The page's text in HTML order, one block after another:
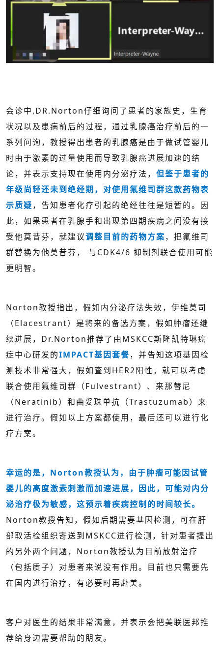
会诊中,DR.Norton仔细询问了患者的家族史，生育
状况以及患病前后的过程，通过乳腺癌治疗前后的一
系列问询，教授得出患者的乳腺癌是由于做试管婴儿
时由于激素的过量使用而导致乳腺癌进展加速的结
论，并表示支持现在使用内分泌疗法， 但鉴于患者的
年级尚轻还未到绝经期，对使用氟维司群这款药物表
示质疑，告知患者化疗引起的绝经往往是短暂的。因
此，如果患者在乳腺手和出现第四期疾病之间没有接
受他莫昔芬，就建议调整目前的药物方案，把氟维司
群替换为他莫昔芬， 与CDK4/6 抑制剂联合使用可能
更明智。
Norton教授指出，假如内分泌疗法失效，伊维莫司
（Elacestrant）是将来的备选方案，假如肿瘤还继
续进展，Dr.Norton推荐了由MSKCC斯隆凯特琳癌
症中心研发的IMPACT基因套餐，并告知这项基因检
测技术非常强大，假如查到HER2阳性，就可以考虑
联合使用氟维司群（Fulvestrant）、来那替尼
（Neratinib）和曲妥珠单抗（Trastuzumab）来
进行治疗。假如以上方案都使用，最后还可以进行化
疗方案。
幸运的是，Norton教授认为，由于肿瘤可能因试管
婴儿的高度激素刺激而加速进展，因此，可能对内分
泌治疗极为敏感，这预示着疾病控制的时间较长。
Norton教授告知，假如后期需要基因检测，可在肝
部取活检组织寄送到MSKCC进行检测，针对患者提出
的另外两个问题，Norton教授认为目前放射治疗
（包括质子）对患者来说没有作用。目前也只需要先
在国内进行治疗，有必要时再赴美。
客户对医生的结果非常满意，并表示会把美联医邦推
荐给身边需要帮助的朋友。